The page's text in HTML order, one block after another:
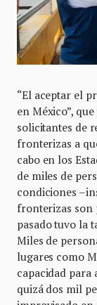
“El aceptar el
en México”,
solicitantes de
fronterizas a
cabo en los
de miles de
condiciones
fronterizas son
pasado tuvo la
Miles de
lugares como
capacidad
quizá dos mil